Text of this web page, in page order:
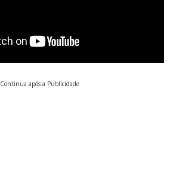
Continua após a Publicidade